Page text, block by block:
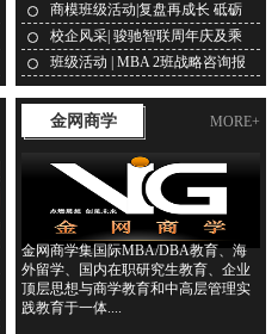
商模班级活动|复盘再成长 砥砺
再...
校企风采| 骏驰智联周年庆及乘
用...
班级活动 | MBA 2班战略咨询报
告...
MORE+
金网商学
金网商学集国际MBA/DBA教育、海
外留学、国内在职研究生教育、企业
顶层思想与商学教育和中高层管理实
践教育于一体....